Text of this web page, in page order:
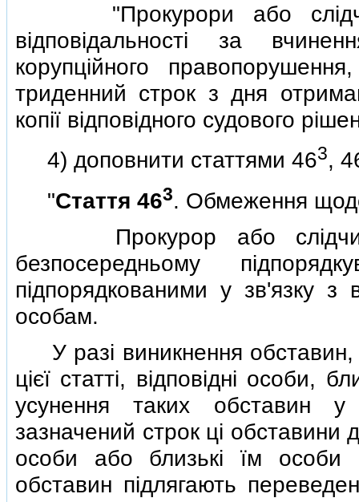
"Прокурори або слiдчi
вiдповiдальностi за
корупцiйного
триденний строк з дня
копiї вiдповiдного судового
4) доповнити статтями 463,
"Стаття 463. Обмеження
Прокурор або слiдчий
безпосередньому
пiдпорядкованими у зв'язку з
особам.
У разi виникнення обставин,
цiєї статтi, вiдповiднi особи,
усунення таких обставин
зазначений строк цi обставини
особи або близькi їм особи
обставин пiдлягають